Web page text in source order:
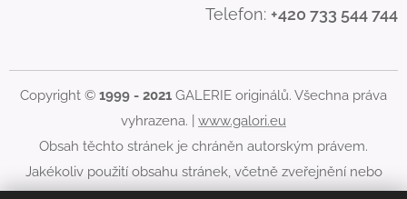
Telefon: +420 733 544 744
Copyright © 1999 - 2021 GALERIE originálů. Všechna práva
vyhrazena. | www.galori.eu
Obsah těchto stránek je chráněn autorským právem.
Jakékoliv použití obsahu stránek, včetně zveřejnění nebo